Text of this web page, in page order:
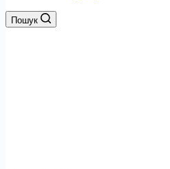
Пошук